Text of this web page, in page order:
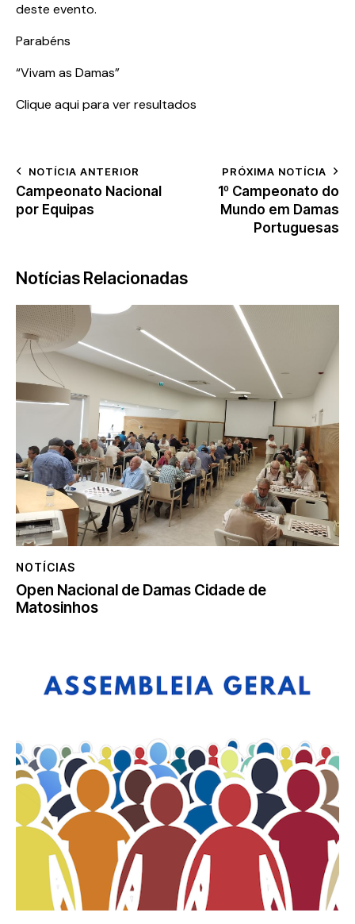
deste evento.
Parabéns
“Vivam as Damas”
Clique aqui para ver resultados
NOTÍCIA ANTERIOR
Campeonato Nacional
por Equipas
PRÓXIMA NOTÍCIA
1º Campeonato do
Mundo em Damas
Portuguesas
Notícias Relacionadas
NOTÍCIAS
Open Nacional de Damas Cidade de
Matosinhos